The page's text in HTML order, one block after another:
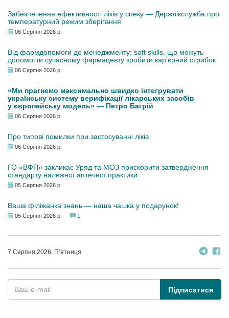
Забезпечення ефективності ліків у спеку — Держлікслужба про
температурний режим зберігання
06 Серпня 2026 р.
Від фармдопомоги до менеджменту: soft skills, що можуть
допомогти сучасному фармацевту зробити кар’єрний стрибок
06 Серпня 2026 р.
«Ми прагнемо максимально швидко інтегрувати
українську систему верифікації лікарських засобів
у європейську модель» — Петро Багрій
06 Серпня 2026 р.
Про типові помилки при застосуванні ліків
06 Серпня 2026 р.
ГО «ВФП» закликає Уряд та МОЗ прискорити затвердження
стандарту належної аптечної практики
05 Серпня 2026 р.
Ваша філіжанка знань — наша чашка у подарунок!
05 Серпня 2026 р. 1
7 Серпня 2026, П’ятниця
Підписатися